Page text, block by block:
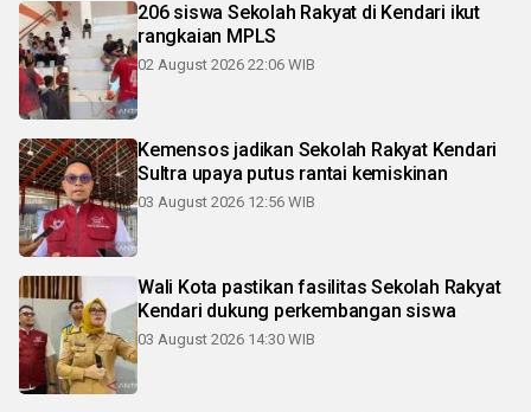
206 siswa Sekolah Rakyat di Kendari ikut
rangkaian MPLS
02 August 2026 22:06 WIB
Kemensos jadikan Sekolah Rakyat Kendari
Sultra upaya putus rantai kemiskinan
03 August 2026 12:56 WIB
Wali Kota pastikan fasilitas Sekolah Rakyat
Kendari dukung perkembangan siswa
03 August 2026 14:30 WIB